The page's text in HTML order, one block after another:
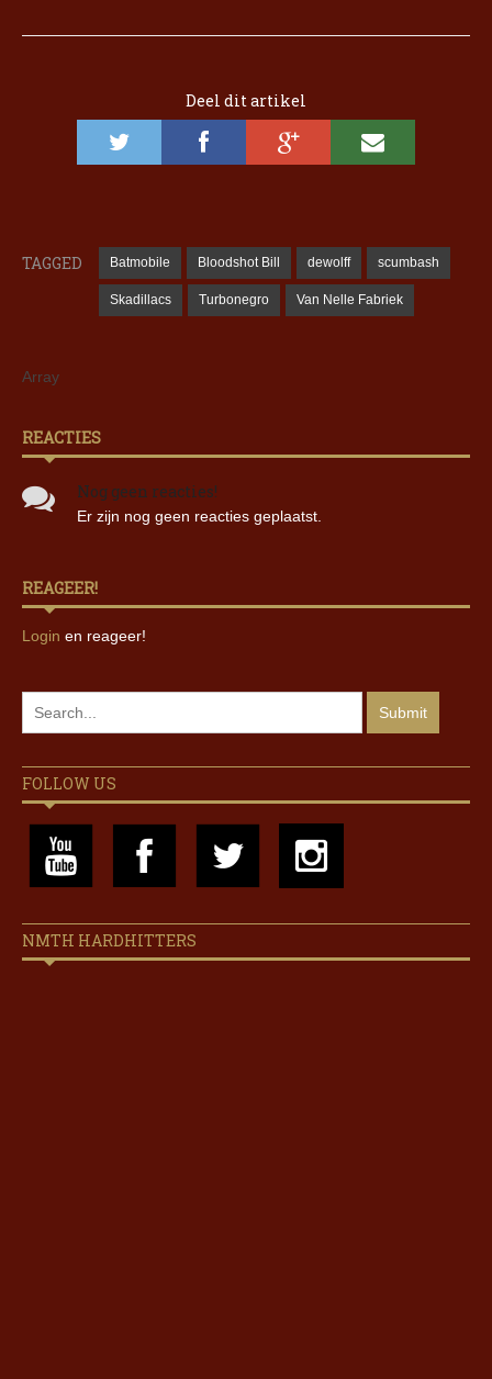
Deel dit artikel
TAGGED Batmobile Bloodshot Bill dewolff scumbash
Skadillacs Turbonegro Van Nelle Fabriek
Array
REACTIES
Nog geen reacties!
Er zijn nog geen reacties geplaatst.
REAGEER!
Login en reageer!
FOLLOW US
NMTH HARDHITTERS